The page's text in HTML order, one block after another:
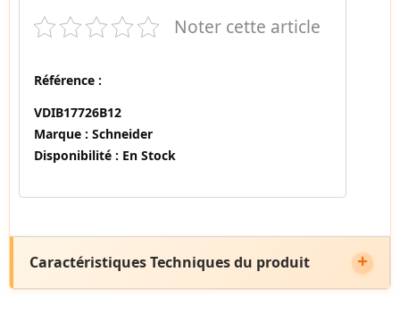
Noter cette article
Référence :
VDIB17726B12
Marque : Schneider
Disponibilité : En Stock
Caractéristiques Techniques du produit